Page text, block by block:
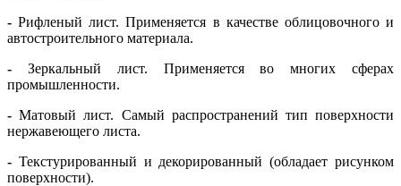
- Рифленый лист. Применяется в качестве облицовочного и
автостроительного материала.
-
Зеркальный лист. Применяется во многих сферах
промышленности.
- Матовый лист. Самый распространений тип поверхности
нержавеющего листа.
- Текстурированный и декорированный (обладает рисунком
поверхности).